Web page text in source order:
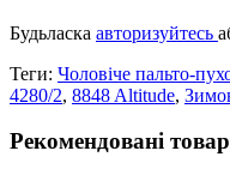
Будьласка авторизуйтесь
Теги: Чоловіче пальто-
4280/2, 8848 Altitude,
Рекомендовані